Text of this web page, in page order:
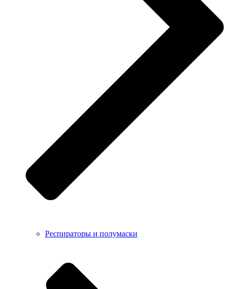
Респираторы и полумаски